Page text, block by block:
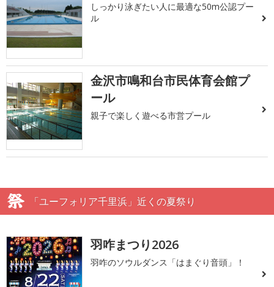
しっかり泳ぎたい人に最適な50m公認プー
ル
金沢市鳴和台市民体育会館プ
ール
親子で楽しく遊べる市営プール
「ユーフォリア千里浜」近くの夏祭り
羽咋まつり2026
羽咋のソウルダンス「はまぐり音頭」！